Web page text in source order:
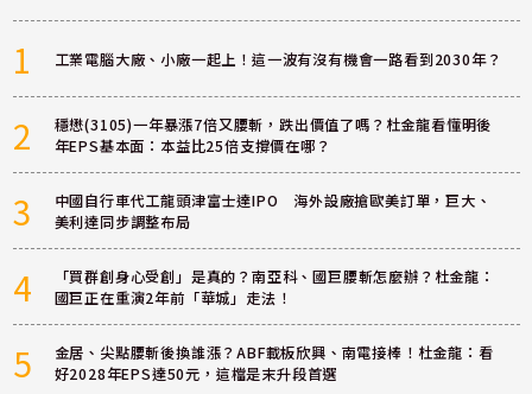
1 工業電腦大廠、小廠一起上！這一波有沒有機會一路看到2030年？
2
穩懋(3105)一年暴漲7倍又腰斬，跌出價值了嗎？杜金龍看懂明後
年EPS基本面：本益比25倍支撐價在哪？
3
中國自行車代工龍頭津富士達IPO 海外設廠搶歐美訂單，巨大、
美利達同步調整布局
4
「買群創身心受創」是真的？南亞科、國巨腰斬怎麼辦？杜金龍：
國巨正在重演2年前「華城」走法！
5
金居、尖點腰斬後換誰漲？ABF載板欣興、南電接棒！杜金龍：看
好2028年EPS達50元，這檔是末升段首選